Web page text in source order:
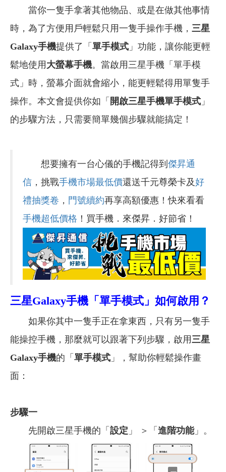
當你一隻手拿著其他物品、或是在做其他事情
時，為了方便用戶輕鬆只用一隻手操作手機， 三星
Galaxy手機提供了「 單手模式 」功能，讓你能更輕
鬆地使用 大螢幕手機。當啟用三星手機「單手模
式」時，螢幕介面就會縮小，能更輕鬆得用單隻手
操作。本文會提供你如「 開啟三星手機單手模式 」
的步驟方法，只需要簡單幾個步驟就能搞定！
想要擁有一台心儀的手機記得到 傑昇通
信 ，挑戰手機市場最低價還送千元尊榮卡及好
禮抽獎卷 ， 門號續約再享高額優惠！快來看看
手機超低價格 ！買手機．來傑昇．好節省！
三星Galaxy手機「單手模式」如何啟用？
如果你其中一隻手正在拿東西，只有另一隻手
能操控手機，那麼就可以跟著下列步驟，啟用三星
Galaxy手機的「 單手模式 」，幫助你輕鬆操作畫
面：
步驟一
先開啟三星手機的「 設定 」 ＞「 進階功能」。